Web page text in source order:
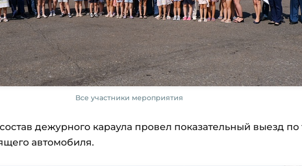
Все участники мероприятия
дежурного караула провел показательный выезд по
автомобиля.